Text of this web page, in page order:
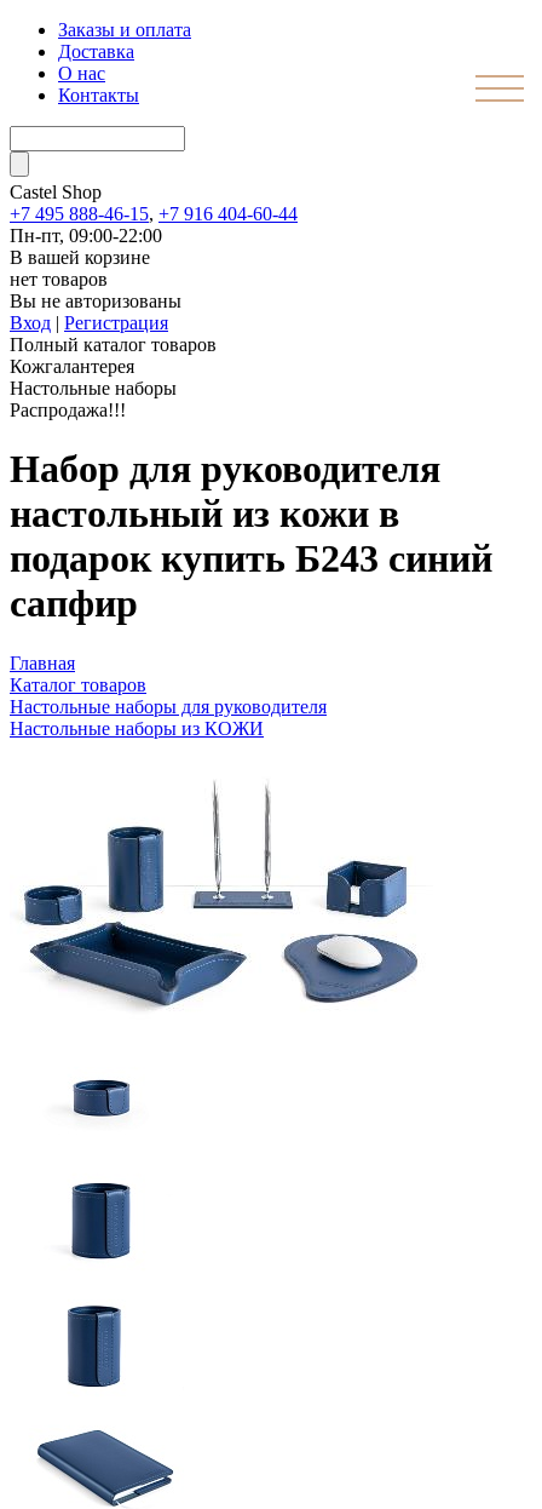
Заказы и оплата
Доставка
О нас
Контакты
Castel Shop
+7 495 888-46-15, +7 916 404-60-44
Пн-пт, 09:00-22:00
В вашей корзине
нет товаров
Вы не авторизованы
Вход | Регистрация
Полный каталог товаров
Кожгалантерея
Настольные наборы
Распродажа!!!
Набор для руководителя
настольный из кожи в
подарок купить Б243 синий
сапфир
Главная
Каталог товаров
Настольные наборы для руководителя
Настольные наборы из КОЖИ